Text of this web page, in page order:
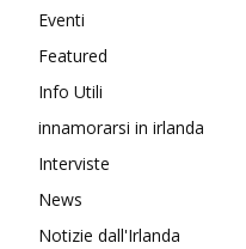
Eventi
Featured
Info Utili
innamorarsi in irlanda
Interviste
News
Notizie dall'Irlanda